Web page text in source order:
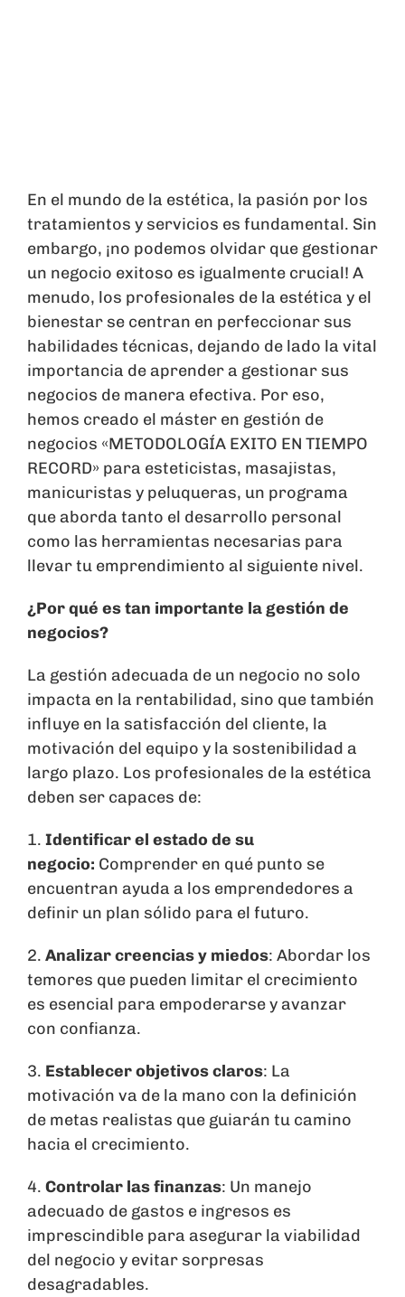
En el mundo de la estética, la pasión por los
tratamientos y servicios es fundamental. Sin
embargo, ¡no podemos olvidar que gestionar
un negocio exitoso es igualmente crucial! A
menudo, los profesionales de la estética y el
bienestar se centran en perfeccionar sus
habilidades técnicas, dejando de lado la vital
importancia de aprender a gestionar sus
negocios de manera efectiva. Por eso,
hemos creado el máster en gestión de
negocios «METODOLOGÍA EXITO EN TIEMPO
RECORD» para esteticistas, masajistas,
manicuristas y peluqueras, un programa
que aborda tanto el desarrollo personal
como las herramientas necesarias para
llevar tu emprendimiento al siguiente nivel.
¿Por qué es tan importante la gestión de
negocios?
La gestión adecuada de un negocio no solo
impacta en la rentabilidad, sino que también
influye en la satisfacción del cliente, la
motivación del equipo y la sostenibilidad a
largo plazo. Los profesionales de la estética
deben ser capaces de:
1. Identificar el estado de su
negocio: Comprender en qué punto se
encuentran ayuda a los emprendedores a
definir un plan sólido para el futuro.
2. Analizar creencias y miedos: Abordar los
temores que pueden limitar el crecimiento
es esencial para empoderarse y avanzar
con confianza.
3. Establecer objetivos claros: La
motivación va de la mano con la definición
de metas realistas que guiarán tu camino
hacia el crecimiento.
4. Controlar las finanzas: Un manejo
adecuado de gastos e ingresos es
imprescindible para asegurar la viabilidad
del negocio y evitar sorpresas
desagradables.